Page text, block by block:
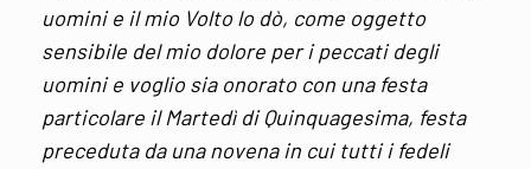
uomini e il mio Volto lo dò, come oggetto
sensibile del mio dolore per i peccati degli
uomini e voglio sia onorato con una festa
particolare il Martedì di Quinquagesima, festa
preceduta da una novena in cui tutti i fedeli